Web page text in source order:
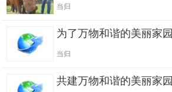
当归
为了万物和谐的美丽家园
当归
共建万物和谐的美丽家园（共